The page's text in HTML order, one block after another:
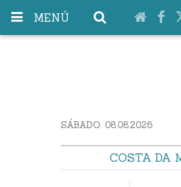
MENÚ
SÁBADO. 08.08.2026
COSTA DA